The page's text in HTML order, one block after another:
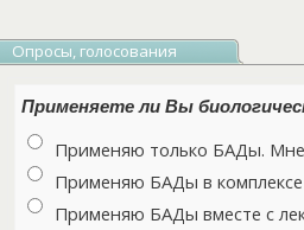
Опросы, голосования
Применяете ли Вы
Применяю только БАДы. Мне
Применяю БАДы в комплексе
Применяю БАДы вместе с